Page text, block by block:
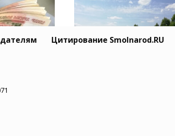
Цитирование Smolnarod.RU